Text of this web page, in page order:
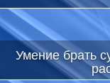
Умение брать